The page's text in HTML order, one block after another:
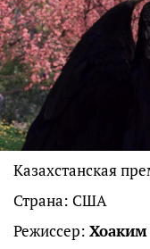
Казахстанская
Страна: США
Режиссер: